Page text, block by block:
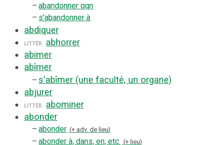
– abandonner qqn
– s'abandonner à
abdiquer
littér. abhorrer
abimer
abîmer
– s'abîmer (une faculté, un organe)
abjurer
littér. abominer
abonder
– abonder + adv. de lieu
– abonder à, dans, en, etc. + lieu